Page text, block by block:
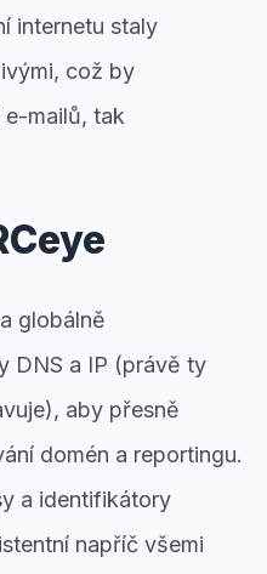
internetu staly
což by
mailů, tak
globálně
DNS a IP (právě ty
aby přesně
domén a reportingu.
a identifikátory
napříč všemi